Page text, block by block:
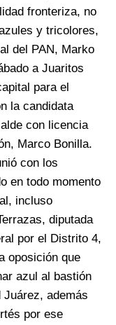
fronteriza, no
y tricolores,
del PAN, Marko
a Juaritos
para el
la candidata
con licencia
Marco Bonilla.
con los
en todo momento
incluso
diputada
por el Distrito 4,
oposición que
azul al bastión
Juárez, además
por ese